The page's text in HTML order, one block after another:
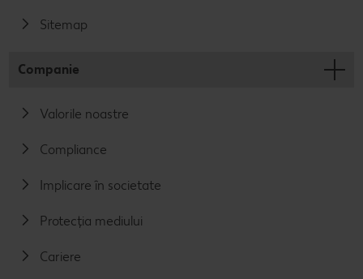
Sitemap
Companie
Valorile noastre
Compliance
Implicare în societate
Protecția mediului
Cariere